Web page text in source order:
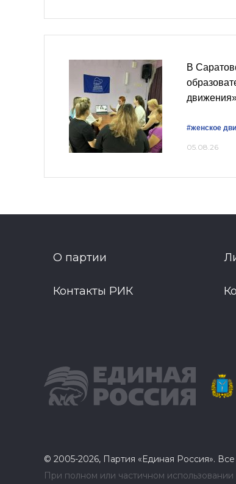
В
#женское
05.08.26
О партии
Контакты РИК
© 2005-2026, Партия «Единая Россия».
При полном или частичном